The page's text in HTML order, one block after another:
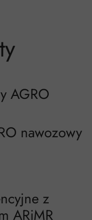
z
ARiMR
nawozowy
AGRO